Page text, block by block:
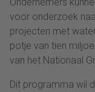
voor onderzoek
projecten met
potje van tien
van het Nationaal
Dit programma wil